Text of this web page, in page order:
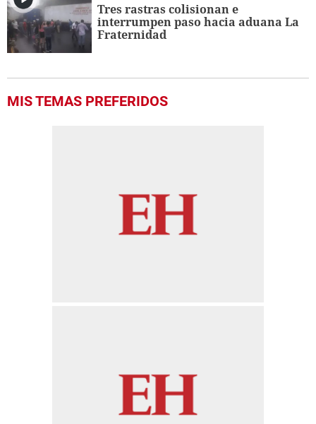
Tres rastras colisionan e
interrumpen paso haciaaduana La
Fraternidad
MIS TEMAS PREFERIDOS